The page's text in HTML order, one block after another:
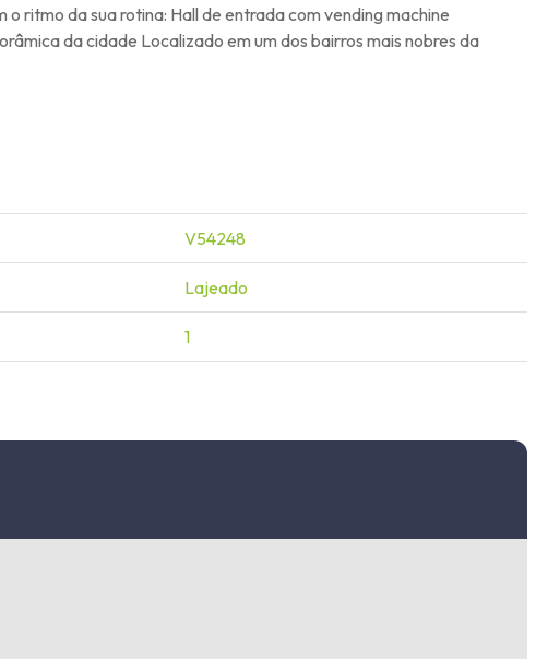
ritmo da sua rotina: Hall de entrada com vending machine
da cidade Localizado em um dos bairros mais nobres da
V54248
Lajeado
1